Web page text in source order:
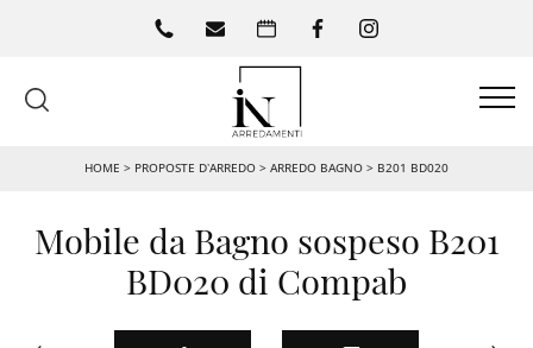
HOME > PROPOSTE D’ARREDO > ARREDO BAGNO > B201 BD020
Mobile da Bagno sospeso B201
BD020 di Compab